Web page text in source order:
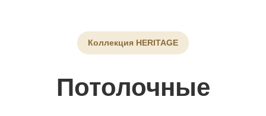
Коллекция HERITAGE
Потолочные